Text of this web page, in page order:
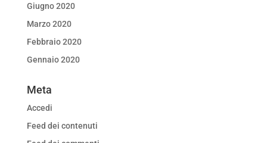
Giugno 2020
Marzo 2020
Febbraio 2020
Gennaio 2020
Meta
Accedi
Feed dei contenuti